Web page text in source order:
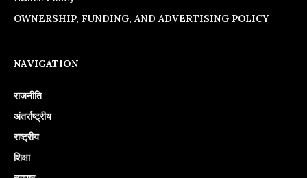
OWNERSHIP, FUNDING, AND ADVERTISING POLICY
NAVIGATION
राजनीति
अंतर्राष्ट्रीय
राष्ट्रीय
शिक्षा